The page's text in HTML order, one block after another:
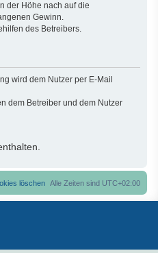
der Höhe nach auf die
Gewinn.
des Betreibers.
wird dem Nutzer per E-Mail
dem Betreiber und dem Nutzer
Alle Zeiten sind UTC+02:00
löschen